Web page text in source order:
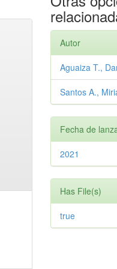
Autor
Aguaiza T.,
Santos A.,
Fecha de
2021
Has File(s)
true